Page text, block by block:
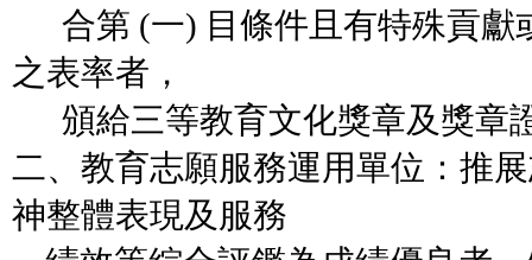
合第 (一) 目條件且有特殊貢獻
之表率者，
頒給三等教育文化獎章及獎章
二、教育志願服務運用單位：推
神整體表現及服務